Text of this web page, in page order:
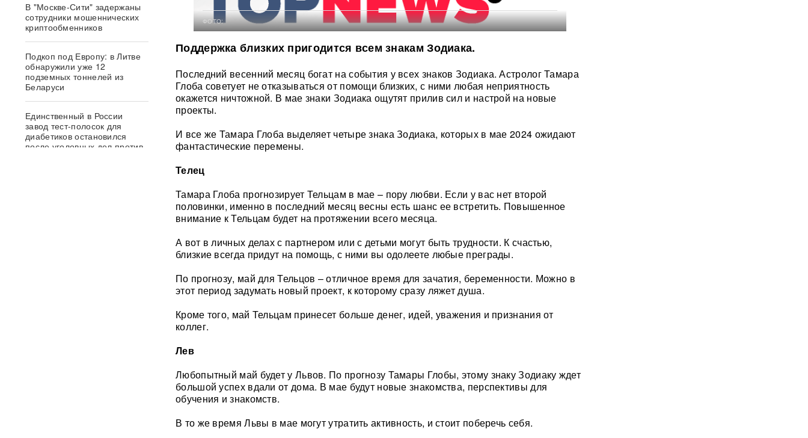
В "Москве-Сити" задержаны
сотрудники мошеннических
криптообменников
Подкоп под Европу: в Литве
обнаружили уже 12
подземных тоннелей из
Беларуси
Единственный в России
завод тест-полосок для
диабетиков остановился
после уголовных дел против
ФОТО:
Поддержка близких пригодится всем знакам Зодиака.
Последний весенний месяц богат на события у всех знаков Зодиака. Астролог Тамара
Глоба советует не отказываться от помощи близких, с ними любая неприятность
окажется ничтожной. В мае знаки Зодиака ощутят прилив сил и настрой на новые
проекты.
И все же Тамара Глоба выделяет четыре знака Зодиака, которых в мае 2024 ожидают
фантастические перемены.
Телец
Тамара Глоба прогнозирует Тельцам в мае – пору любви. Если у вас нет второй
половинки, именно в последний месяц весны есть шанс ее встретить. Повышенное
внимание к Тельцам будет на протяжении всего месяца.
А вот в личных делах с партнером или с детьми могут быть трудности. К счастью,
близкие всегда придут на помощь, с ними вы одолеете любые преграды.
По прогнозу, май для Тельцов – отличное время для зачатия, беременности. Можно в
этот период задумать новый проект, к которому сразу ляжет душа.
Кроме того, май Тельцам принесет больше денег, идей, уважения и признания от
коллег.
Лев
Любопытный май будет у Львов. По прогнозу Тамары Глобы, этому знаку Зодиаку ждет
большой успех вдали от дома. В мае будут новые знакомства, перспективы для
обучения и знакомств.
В то же время Львы в мае могут утратить активность, и стоит поберечь себя.